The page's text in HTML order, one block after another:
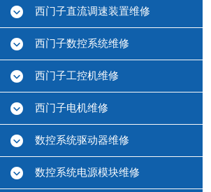
西门子直流调速装置维修
西门子数控系统维修
西门子工控机维修
西门子电机维修
数控系统驱动器维修
数控系统电源模块维修